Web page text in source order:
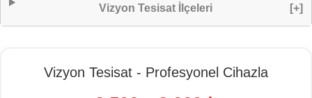
Vizyon Tesisat İlçeleri [+]
Vizyon Tesisat - Profesyonel Cihazla